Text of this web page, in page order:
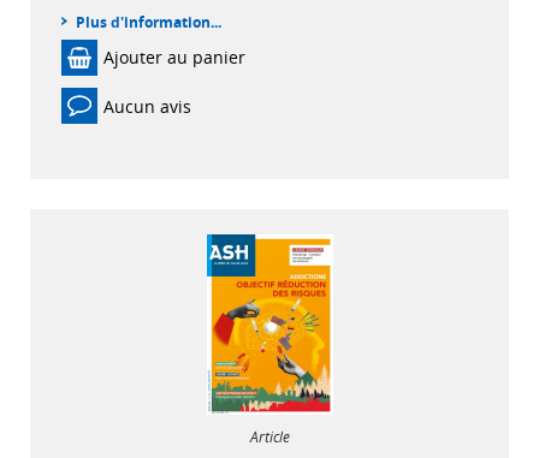
Plus d'information...
Ajouter au panier
Aucun avis
Article